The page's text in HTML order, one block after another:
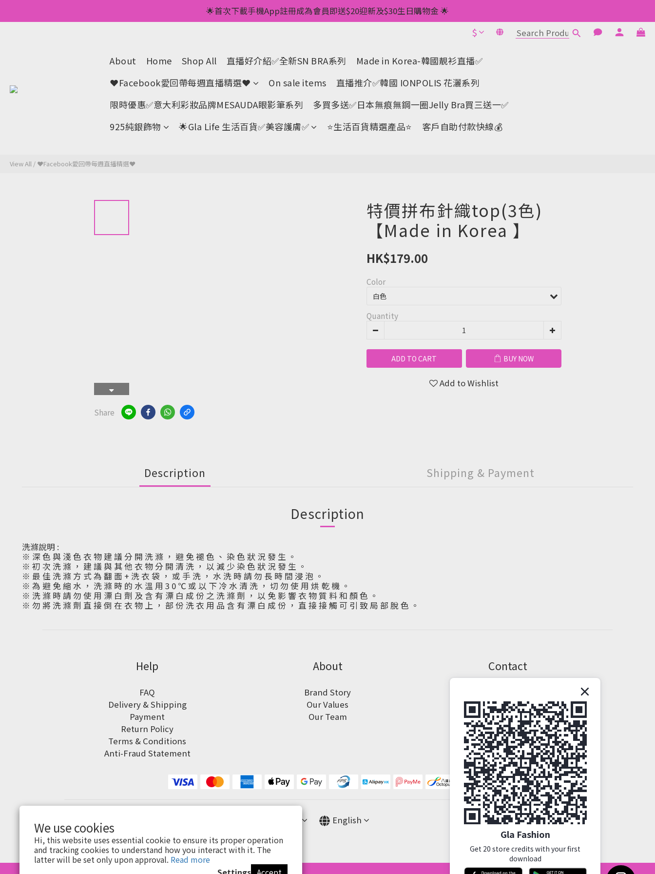
We use cookies
Hi, this website uses essential cookie to ensure its proper operation
and tracking cookies to understand how you interact with it. The
latter will be set only upon approval. Read more
💥正價服裝滿減優惠💥 ✅一件起包順豐 ✅第二件起減$20 ✅第三件減$40    如此類推⬆不設上限
🌟首次下載手機App註冊成為會員即送$20迎新及$30生日購物金 🌟
🌟手機App消費儲積分當購物金用🌟消費1元有1分 🌟累積滿100分可當1元使用🌟
💥正價服裝滿減優惠💥 ✅一件起包順豐 ✅第二件起減$20 ✅第三件減$40    如此類推⬆不設上限
$
About Home Shop All 直播好介紹✅全新SN BRA系列
Made in Korea-韓國靚衫直播✅
❤Facebook愛回帶每週直播精選❤
On sale items
直播推介✅韓國 IONPOLIS 花灑系列
限時優惠✅意大利彩妝品牌MESAUDA眼影筆系列
多買多送✅️日本無痕無鋼一圈Jelly Bra買三送一✅️
925純銀飾物
🌟Gla Life 生活百貨✅美容護膚✅ ⭐生活百貨精選產品⭐ 客戶自助付款快線💰
View All / ❤Facebook愛回帶每週直播精選❤
Share
特價拼布針織top(3色)
【Made in Korea 】
HK$179.00
Color
Quantity
ADD TO CART BUY NOW
Add to Wishlist
Description Shipping & Payment
Description
洗滌說明 :
※ 深 色 與 淺 色 衣 物 建 議 分 開 洗 滌 ， 避 免 褪 色 、 染 色 狀 況 發 生 。
※ 初 次 洗 滌 ， 建 議 與 其 他 衣 物 分 開 清 洗 ， 以 減 少 染 色 狀 況 發 生 。
※ 最 佳 洗 滌 方 式 為 翻 面 + 洗 衣 袋 ， 或 手 洗 ， 水 洗 時 請 勿 長 時 間 浸 泡 。
※ 為 避 免 縮 水 ， 洗 滌 時 的 水 溫 用 3 0 ℃ 或 以 下 冷 水 清 洗 ， 切 勿 使 用 烘 乾 機 。
※ 洗 滌 時 請 勿 使 用 漂 白 劑 及 含 有 漂 白 成 份 之 洗 滌 劑 ， 以 免 影 響 衣 物 質 料 和 顏 色 。
※ 勿 將 洗 滌 劑 直 接 倒 在 衣 物 上 ， 部 份 洗 衣 用 品 含 有 漂 白 成 份 ， 直 接 接 觸 可 引 致 局 部 脫 色 。
BUY NOW
Help
FAQ
Delivery & Shipping
Payment
Return Policy
Terms & Conditions
Anti-Fraud Statement
About
Brand Story
Our Values
Our Team
Contact
Hours / XXXX-XXXX
Mail / XXX@XXXX.COM
English
Gla Fashion
Get 20 store credits with your first
download